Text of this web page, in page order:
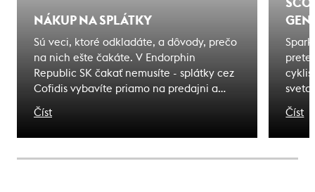
NÁKUP NA SPLÁTKY
Sú veci, ktoré odkladáte, a dôvody, prečo
na nich ešte čakáte. V Endorphin
Republic SK čakať nemusíte - splátky cez
Cofidis vybavíte priamo na predajni a
odídete s tým, čo ste si vybrali. Zážitky, na
ktoré čakáte sú bližšie, ako si myslíte.
Číst
meno
Číst